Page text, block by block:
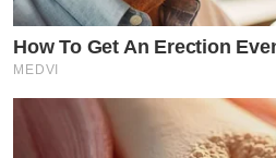
How To Get An Erection
MEDVI